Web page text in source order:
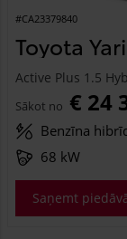
#CA23379840
Toyota
Active Plus 1.5
Sākot no € 24
Benzīna
68 kW
Saņemt